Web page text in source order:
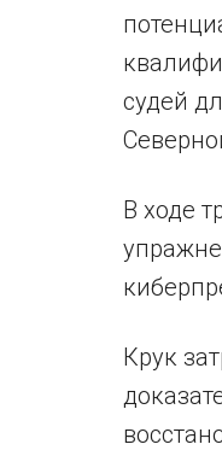
судей
В ходе
Крук